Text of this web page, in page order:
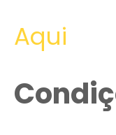
Aqui